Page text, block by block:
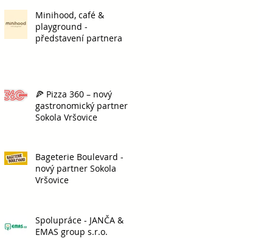
Minihood, café &
playground -
představení partnera
🍕 Pizza 360 – nový
gastronomický partner
Sokola Vršovice
Bageterie Boulevard -
nový partner Sokola
Vršovice
Spolupráce - JANČA &
EMAS group s.r.o.